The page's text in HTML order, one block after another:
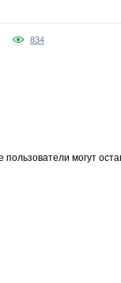
834
могут